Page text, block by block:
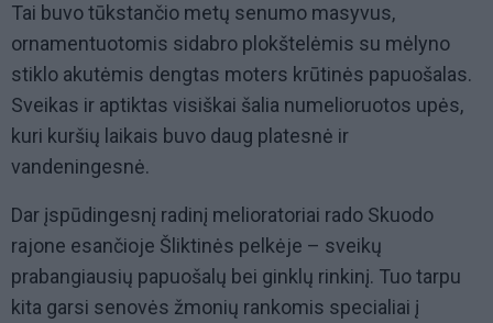
Tai buvo tūkstančio metų senumo masyvus,
ornamentuotomis sidabro plokštelėmis su mėlyno
stiklo akutėmis dengtas moters krūtinės papuošalas.
Sveikas ir aptiktas visiškai šalia numelioruotos upės,
kuri kuršių laikais buvo daug platesnė ir
vandeningesnė.
Dar įspūdingesnį radinį melioratoriai rado Skuodo
rajone esančioje Šliktinės pelkėje – sveikų
prabangiausių papuošalų bei ginklų rinkinį. Tuo tarpu
kita garsi senovės žmonių rankomis specialiai į